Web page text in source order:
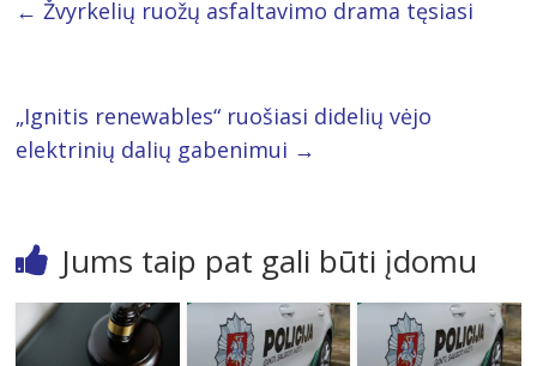
← Žvyrkelių ruožų asfaltavimo drama tęsiasi
„Ignitis renewables“ ruošiasi didelių vėjo
elektrinių dalių gabenimui →
Jums taip pat gali būti įdomu